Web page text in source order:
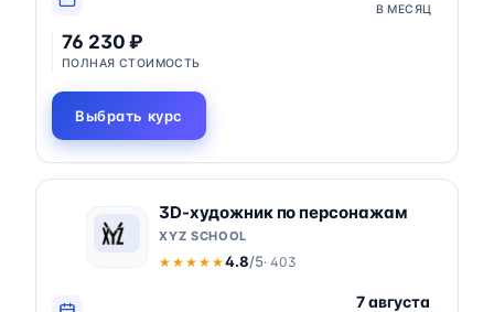
В МЕСЯЦ
76 230 ₽
ПОЛНАЯ СТОИМОСТЬ
Выбрать курс
3D-художник по персонажам
XYZ SCHOOL
★★★★★
★★★★★4.8/5· 403
7 августа